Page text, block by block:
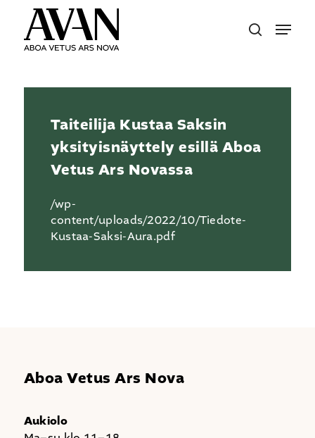
main
content
search
Menu
Taiteilija Kustaa Saksin
yksityisnäyttely esillä Aboa
Vetus Ars Novassa
/wp-
content/uploads/2022/10/Tiedote-
Kustaa-Saksi-Aura.pdf
Aboa Vetus Ars Nova
Aukiolo